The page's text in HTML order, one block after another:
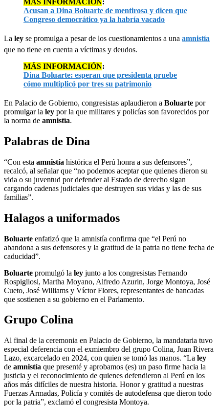
MÁS INFORMACIÓN:
Acusan a Dina Boluarte de mentirosa y dicen que
Congreso democrático ya la habría vacado
La ley se promulga a pesar de los cuestionamientos a una amnistía
que no tiene en cuenta a víctimas y deudos.
MÁS INFORMACIÓN:
Dina Boluarte: esperan que presidenta pruebe
cómo multiplicó por tres su patrimonio
En Palacio de Gobierno, congresistas aplaudieron a Boluarte por
promulgar la ley por la que militares y policías son favorecidos por
la norma de amnistía.
Palabras de Dina
“Con esta amnistía histórica el Perú honra a sus defensores”,
recalcó, al señalar que “no podemos aceptar que quienes dieron su
vida o su juventud por defender al Estado de derecho sigan
cargando cadenas judiciales que destruyen sus vidas y las de sus
familias”.
Halagos a uniformados
Boluarte enfatizó que la amnistía confirma que “el Perú no
abandona a sus defensores y la gratitud de la patria no tiene fecha de
caducidad”.
Boluarte promulgó la ley junto a los congresistas Fernando
Rospigliosi, Martha Moyano, Alfredo Azurin, Jorge Montoya, José
Cueto, José Williams y Víctor Flores, representantes de bancadas
que sostienen a su gobierno en el Parlamento.
Grupo Colina
Al final de la ceremonia en Palacio de Gobierno, la mandataria tuvo
especial deferencia con el exmiembro del grupo Colina, Juan Rivera
Lazo, excarcelado en 2024, con quien se tomó las manos. “La ley
de amnistía que presenté y aprobamos (es) un paso firme hacia la
justicia y el reconocimiento de quienes defendieron al Perú en los
años más difíciles de nuestra historia. Honor y gratitud a nuestras
Fuerzas Armadas, Policía y comités de autodefensa que dieron todo
por la patria”, exclamó el congresista Montoya.